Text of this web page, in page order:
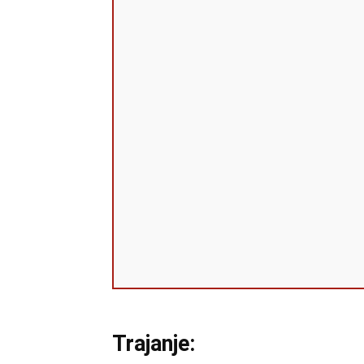
Trajanje: